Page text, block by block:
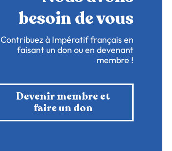
besoin de vous
Contribuez à Impératif français en
faisant un don ou en devenant
membre !
Devenir membre et
faire un don